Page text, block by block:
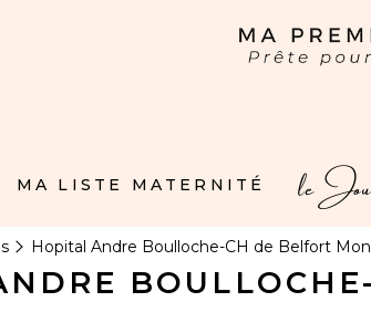
MA LISTE MATERNITÉ le
Hopital Andre Boulloche-CH de Belfort